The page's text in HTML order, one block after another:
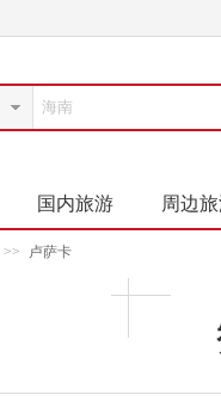
国内旅游 周边
>> 卢萨卡